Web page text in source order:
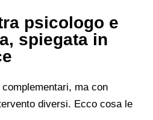
psicologo e
spiegata in
ma con
diversi. Ecco cosa le